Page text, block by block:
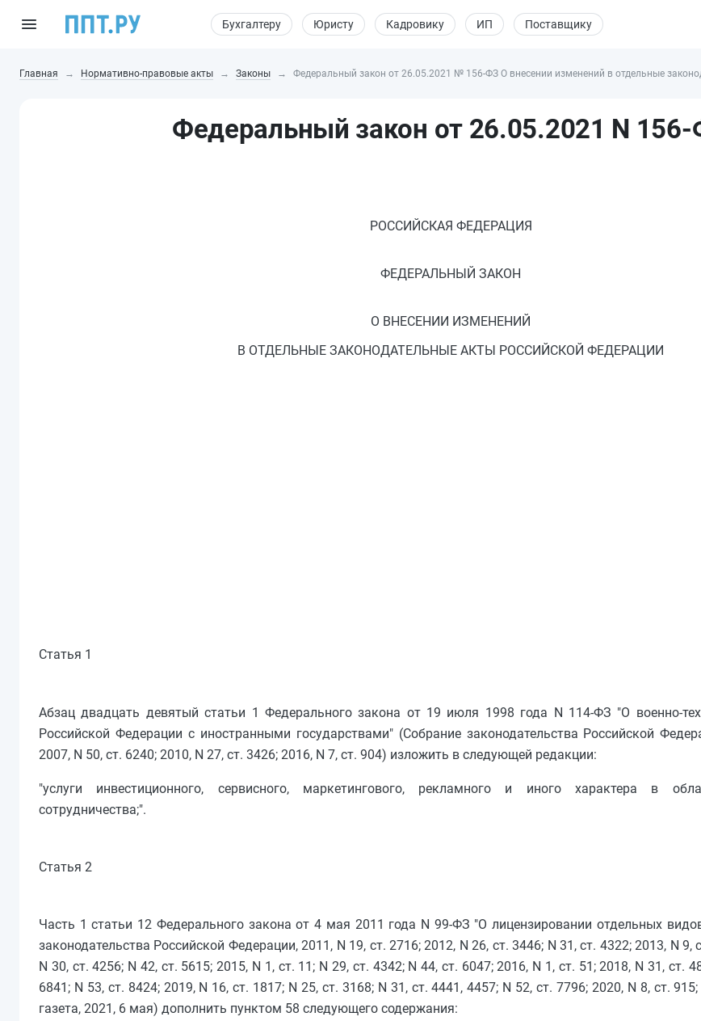
Бухгалтеру Юристу Кадровику ИП Поставщику
Главная Нормативно-правовые акты Законы Федеральный закон от 26.05.2021 № 156-ФЗ О внесении изменений в отдельные
Федеральный закон от 26.05.2021 N
РОССИЙСКАЯ ФЕДЕРАЦИЯ
ФЕДЕРАЛЬНЫЙ ЗАКОН
О ВНЕСЕНИИ ИЗМЕНЕНИЙ
В ОТДЕЛЬНЫЕ ЗАКОНОДАТЕЛЬНЫЕ АКТЫ РОССИЙСКОЙ ФЕДЕРАЦИИ
Статья 1
Абзац двадцать девятый статьи 1 Федерального закона от 19 июля 1998 года N 114-ФЗ "О военно-
Российской Федерации с иностранными государствами" (Собрание законодательства Российской
2007, N 50, ст. 6240; 2010, N 27, ст. 3426; 2016, N 7, ст. 904) изложить в следующей редакции:
"услуги инвестиционного, сервисного, маркетингового, рекламного и иного характера в
сотрудничества;".
Статья 2
Часть 1 статьи 12 Федерального закона от 4 мая 2011 года N 99-ФЗ "О лицензировании отдельных
законодательства Российской Федерации, 2011, N 19, ст. 2716; 2012, N 26, ст. 3446; N 31, ст. 4322; 2013, N 9,
N 30, ст. 4256; N 42, ст. 5615; 2015, N 1, ст. 11; N 29, ст. 4342; N 44, ст. 6047; 2016, N 1, ст. 51; 2018, N 31, ст.
6841; N 53, ст. 8424; 2019, N 16, ст. 1817; N 25, ст. 3168; N 31, ст. 4441, 4457; N 52, ст. 7796; 2020, N 8, ст.
газета, 2021, 6 мая) дополнить пунктом 58 следующего содержания: